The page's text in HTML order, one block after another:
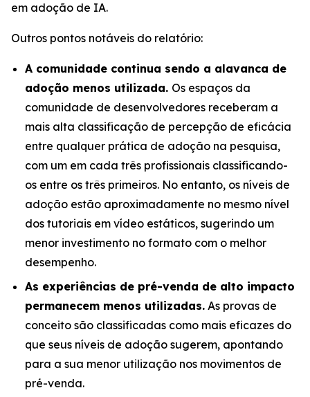
em adoção de IA.
Outros pontos notáveis do relatório:
A comunidade continua sendo a alavanca de
adoção menos utilizada. Os espaços da
comunidade de desenvolvedores receberam a
mais alta classificação de percepção de eficácia
entre qualquer prática de adoção na pesquisa,
com um em cada três profissionais classificando-
os entre os três primeiros. No entanto, os níveis de
adoção estão aproximadamente no mesmo nível
dos tutoriais em vídeo estáticos, sugerindo um
menor investimento no formato com o melhor
desempenho.
As experiências de pré-venda de alto impacto
permanecem menos utilizadas. As provas de
conceito são classificadas como mais eficazes do
que seus níveis de adoção sugerem, apontando
para a sua menor utilização nos movimentos de
pré-venda.